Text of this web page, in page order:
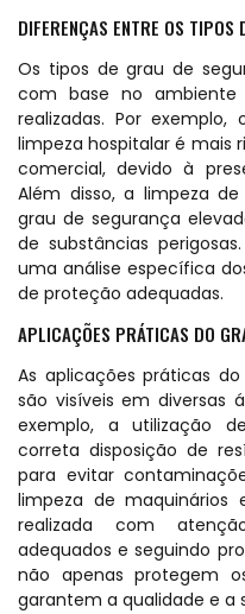
DIFERENÇAS ENTRE OS TIPOS
Os tipos de grau de
com base no
realizadas. Por
limpeza hospitalar é mais
comercial, devido à
Além disso, a limpeza
grau de segurança
de substâncias
uma análise específica
de proteção adequadas.
APLICAÇÕES PRÁTICAS DO
As aplicações práticas
são visíveis em diversas
exemplo, a utilização
correta disposição de
para evitar
limpeza de maquinários
realizada com
adequados e seguindo
não apenas protegem
garantem a qualidade e a